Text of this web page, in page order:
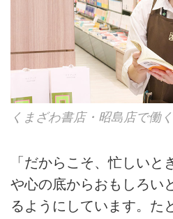
くまざわ書店・昭島店で働
「だからこそ、忙しいと
や心の底からおもしろい
るようにしています。た